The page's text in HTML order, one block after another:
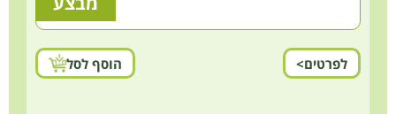
לפרטים> הוסף לסל